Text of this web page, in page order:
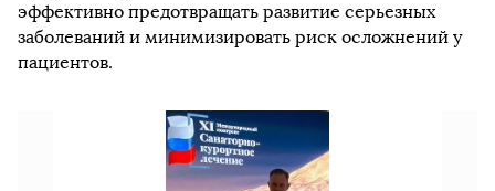
эффективно предотвращать развитие серьезных
заболеваний и минимизировать риск осложнений у
пациентов.